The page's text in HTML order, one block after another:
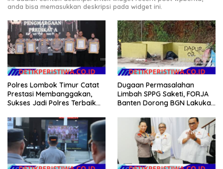
anda bisa memasukkan deskripsi pada widget ini.
Polres Lombok Timur Catat
Prestasi Membanggakan,
Sukses Jadi Polres Terbaik
NTB
Dugaan Permasalahan
Limbah SPPG Saketi, FORJA
Banten Dorong BGN Lakukan